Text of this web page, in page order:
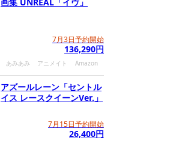
7月3日予約開始
136,290円
あみあみ アニメイト Amazon
アズールレーン「セントル
イス レースクイーンVer.」
7月15日予約開始
26,400円